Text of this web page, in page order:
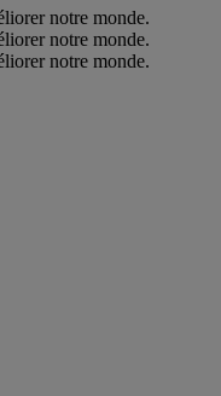
notre monde.
notre monde.
notre monde.